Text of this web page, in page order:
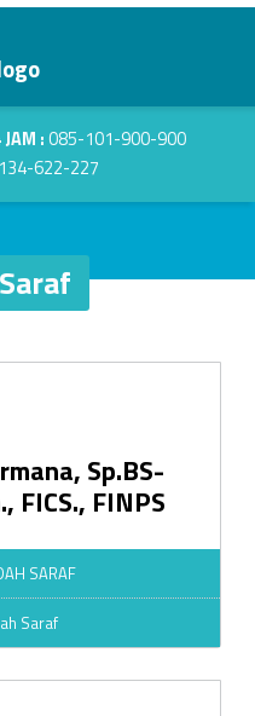
RS Kasih Ibu Surakarta
:085-101-900-900
622-227
Sp.BS-
FICS., FINPS
SARAF
Saraf